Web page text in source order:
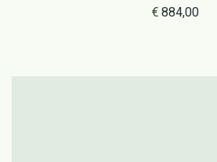
€884,00